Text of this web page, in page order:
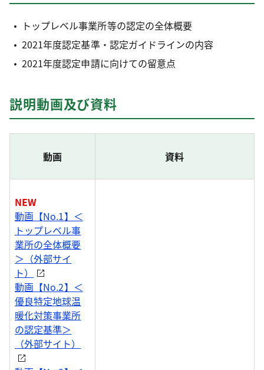
トップレベル事業所等の認定の全体概要
2021年度認定基準・認定ガイドラインの内容
2021年度認定申請に向けての留意点
説明動画及び資料
動画 資料
NEW
動画【No.1】＜
トップレベル事
業所の全体概要
＞（外部サイ
ト）
動画【No.2】＜
優良特定地球温
暖化対策事業所
の認定基準＞
（外部サイト）